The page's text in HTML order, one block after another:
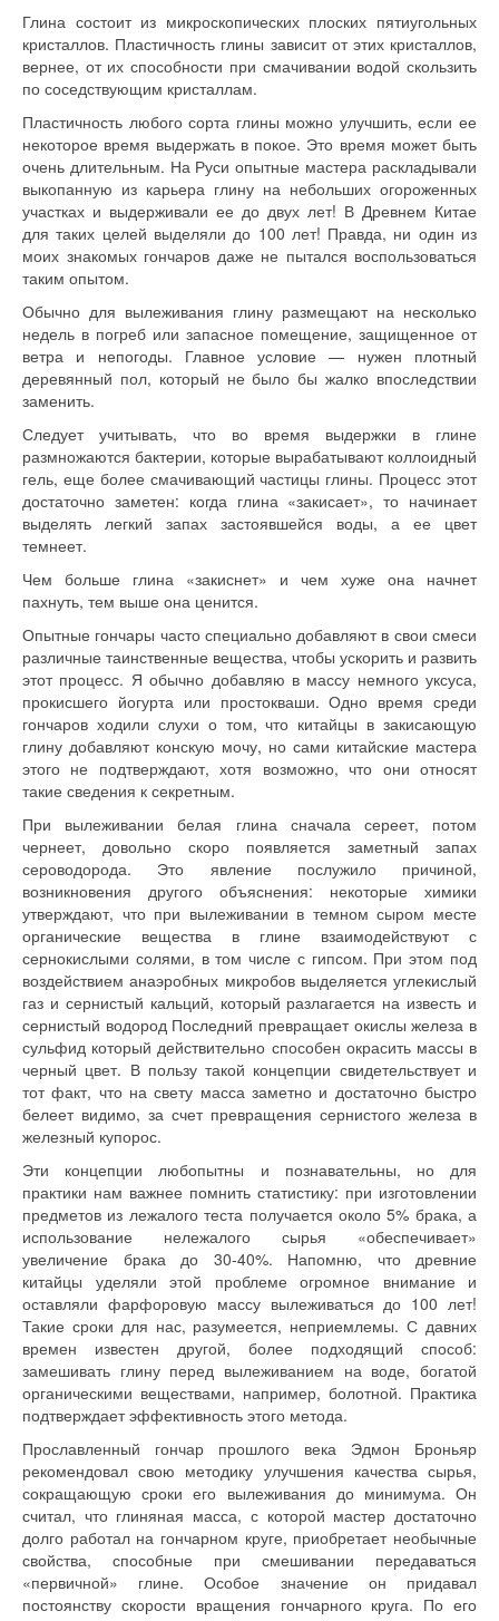
Глина состоит из микроскопических плоских пятиугольных
кристаллов. Пластичность глины зависит от этих кристаллов,
вернее, от их способности при смачивании водой скользить
по соседствующим кристаллам.
Пластичность любого сорта глины можно улучшить, если ее
некоторое время выдержать в покое. Это время может быть
очень длительным. На Руси опытные мастера раскладывали
выкопанную из карьера глину на небольших огороженных
участках и выдерживали ее до двух лет! В Древнем Китае
для таких целей выделяли до 100 лет! Правда, ни один из
моих знакомых гончаров даже не пытался воспользоваться
таким опытом.
Обычно для вылеживания глину размещают на несколько
недель в погреб или запасное помещение, защищенное от
ветра и непогоды. Главное условие — нужен плотный
деревянный пол, который не было бы жалко впоследствии
заменить.
Следует учитывать, что во время выдерж­ки в глине
размножаются бактерии, которые вырабатывают коллоидный
гель, еще более смачи­вающий частицы глины. Процесс этот
достаточно заметен: когда глина «закисает», то начинает
выделять легкий запах застоявшейся воды, а ее цвет
темнеет.
Чем больше глина «закиснет» и чем хуже она начнет
пахнуть, тем выше она ценится.
Опытные гончары часто специально добавляют в свои смеси
различные таинственные вещества, чтобы ускорить и развить
этот процесс. Я обычно добавляю в массу немного уксуса,
прокисшего йогурта или простокваши. Одно время среди
гончаров ходили слухи о том, что китайцы в закисающую
глину добавляют конскую мочу, но сами китайские мастера
этого не подтверждают, хотя возможно, что они относят
такие сведения к секретным.
При вылеживании белая глина сначала сереет, потом
чернеет, довольно скоро появляется заметный запах
сероводорода. Это явление послужило причиной,
возникновения другого объяснения: некоторые химики
утверждают, что при вылеживании в темном сыром месте
органические вещества в глине взаимодействуют с
сернокислыми солями, в том числе с гипсом. При этом под
воздействием анаэробных микробов выделяется углекислый
газ и сернистый кальций, который разлагается на известь и
сернистый водород Последний превращает окислы железа в
сульфид который действительно способен окрасить массы в
черный цвет. В пользу такой концепции свидетельствует и
тот факт, что на свету масса заметно и достаточно быстро
белеет видимо, за счет превращения сернистого железа в
железный купорос.
Эти концепции любопытны и познавательны, но для
практики нам важнее помнить статистику: при изготовлении
предметов из лежалого теста получается около 5% брака, а
использование нележалого сырья «обеспечивает»
увеличение брака до 30-40%. Напомню, что древние
китайцы уделяли этой проблеме огромное внимание и
оставляли фарфоровую массу вылеживаться до 100 лет!
Такие сроки для нас, разумеется, неприемлемы. С давних
времен известен другой, более подходящий способ:
замешивать глину перед вылеживанием на воде, богатой
органическими веществами, например, болотной. Практика
подтверждает эффективность этого метода.
Прославленный гончар прошлого века Эдмон Броньяр
рекомендовал свою методику улучшения качества сырья,
сокращающую сроки его вылеживания до минимума. Он
считал, что глиняная масса, с которой мастер достаточно
долго работал на гончарном круге, приобретает необычные
свойства, способные при смешивании передаваться
«первичной» глине. Особое значение он придавал
постоянству скорости вращения гончарного круга. По его